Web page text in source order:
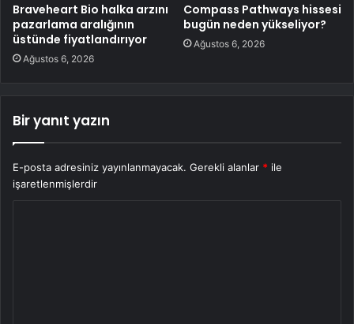
Braveheart Bio halka arzını
pazarlama aralığının
üstünde fiyatlandırıyor
Ağustos 6, 2026
Compass Pathways hissesi
bugün neden yükseliyor?
Ağustos 6, 2026
Bir yanıt yazın
E-posta adresiniz yayınlanmayacak. Gerekli alanlar * ile
işaretlenmişlerdir